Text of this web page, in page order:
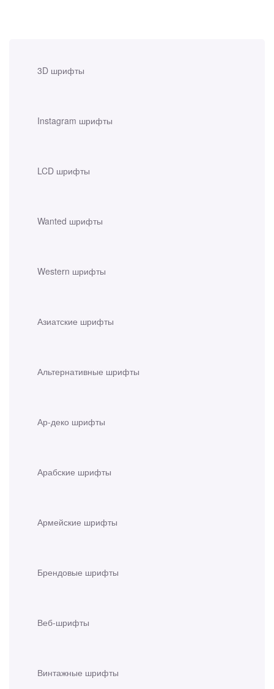
3D шрифты
Instagram шрифты
LCD шрифты
Wanted шрифты
Western шрифты
Азиатские шрифты
Альтернативные шрифты
Ар-деко шрифты
Арабские шрифты
Армейские шрифты
Брендовые шрифты
Веб-шрифты
Винтажные шрифты